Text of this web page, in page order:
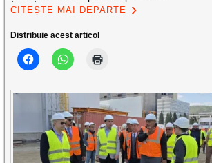
CITEȘTE MAI DEPARTE
Distribuie acest articol